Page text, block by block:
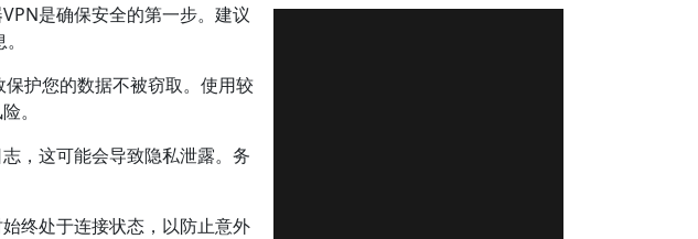
是确保安全的第一步。建议
护您的数据不被窃取。使用较
。
，这可能会导致隐私泄露。务
终处于连接状态，以防止意外